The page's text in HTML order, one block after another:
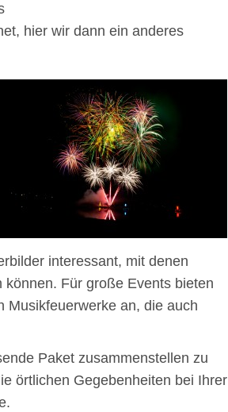
hier wir dann ein anderes
interessant, mit denen
Für große Events bieten
Musikfeuerwerke an, die auch
Paket zusammenstellen zu
örtlichen Gegebenheiten bei Ihrer